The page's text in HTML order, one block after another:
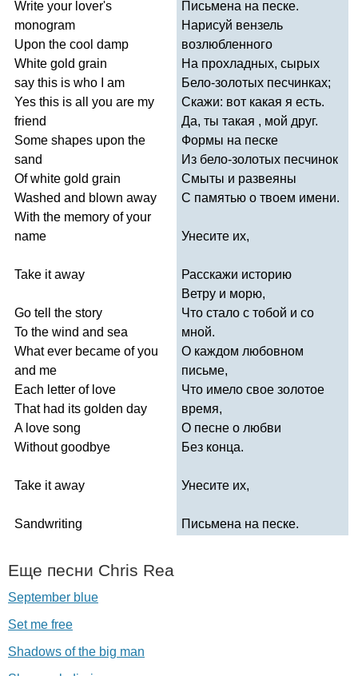
Write your lover's
monogram
Upon the cool damp
White gold grain
say this is who
am
Yes this is all you are my
friend
Some shapes upon the
sand
Of white gold grain
Washed and blown away
With the memory of your
name
Take it away
Go tell the story
To the wind and sea
What ever became of you
and me
Each letter of love
That had its golden day
A love song
Without goodbye
Take it away
Sandwriting
Письмена на песке.
Нарисуй вензель
возлюбленного
На прохладных, сырых
Бело-золотых песчинках;
Скажи: вот какая я есть.
Да, ты такая , мой друг.
Формы на песке
Из бело-золотых песчинок
Смыты и развеяны
С памятью о твоем имени.
Унесите их,
Расскажи историю
Ветру и морю,
Что стало с тобой и со
мной.
О каждом любовном
письме,
Что имело свое золотое
время,
О песне о любви
Без конца.
Унесите их,
Письмена на песке.
Еще песни Chris Rea
September blue
Set me free
Shadows of the big man